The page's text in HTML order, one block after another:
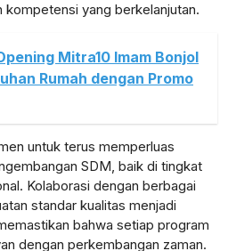
kompetensi yang berkelanjutan.
Mitra10 Imam Bonjol
Rumah dengan Promo
untuk terus memperluas
SDM, baik di tingkat
Kolaborasi dengan berbagai
standar kualitas menjadi
bahwa setiap program
dengan perkembangan zaman.